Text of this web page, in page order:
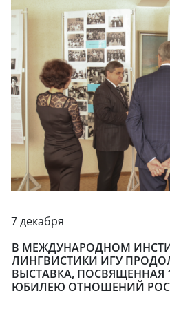
7 декабря
В МЕЖДУНАРОДНОМ
ЛИНГВИСТИКИ ИГУ
ВЫСТАВКА, ПОСВЯЩЕННАЯ
ЮБИЛЕЮ ОТНОШЕНИЙ